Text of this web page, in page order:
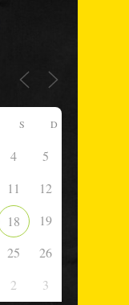
S D
4
5
11
12
18
19
25
26
2 3